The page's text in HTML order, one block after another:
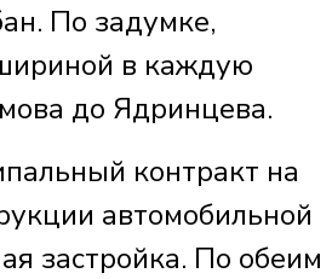
По задумке,
в каждую
до Ядринцева.
контракт на
автомобильной
застройка. По обеим